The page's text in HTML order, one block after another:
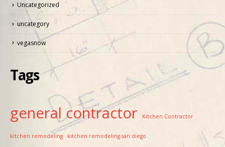
Uncategorized
uncategory
vegasnow
Tags
general contractor Kitchen Contractor
kitchen remodeling kitchen remodeling san diego